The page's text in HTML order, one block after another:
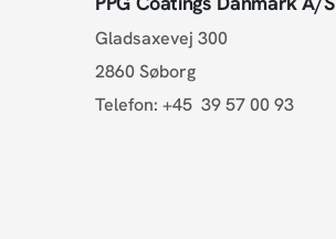
Gladsaxevej 300
2860 Søborg
Telefon:+45 39 57 00 93